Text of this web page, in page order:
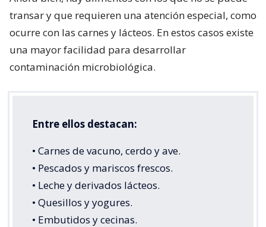
transar y que requieren una atención especial, como
ocurre con las carnes y lácteos. En estos casos existe
una mayor facilidad para desarrollar
contaminación microbiológica.
Entre ellos destacan:
• Carnes de vacuno, cerdo y ave.
• Pescados y mariscos frescos.
• Leche y derivados lácteos.
• Quesillos y yogures.
• Embutidos y cecinas.